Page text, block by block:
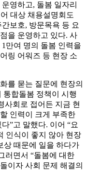
영하고, 돌봄 일자리
대상 채용설명회도
보호, 방문목욕 등 요
을 운영하고 있다. 사
만여 명의 돌봄 인력을
링 어워즈 등 현장 소
를 묻는 질문에 현장의
통합돌봄 정책이 시행
사회로 접어든 지금 현
인력이 크게 부족한
”고 말했다. 이어 “요
인식이 좋지 않아 현장
상 때문에 일을 하다가
러면서 “돌봄에 대한
이자 사회 문제 해결의